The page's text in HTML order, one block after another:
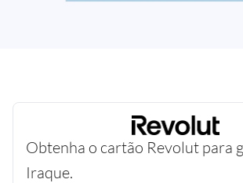
Obtenha o cartão Revolut para
Iraque.